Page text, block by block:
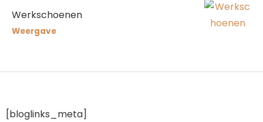
Werkschoenen
Weergave
[bloglinks_meta]